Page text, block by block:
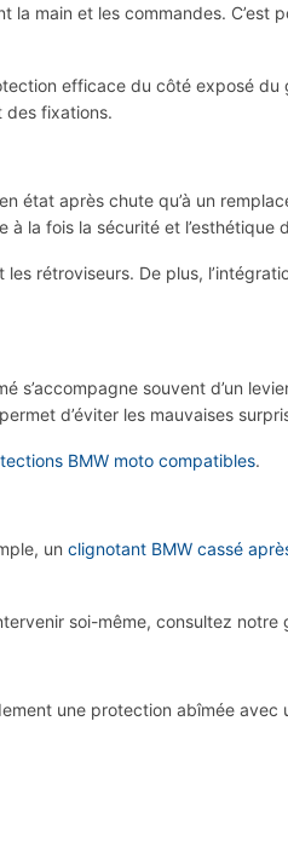
main et les commandes. C’est
efficace du côté exposé
des fixations.
état après chute qu’à un
la fois la sécurité et l’esthétique
rétroviseurs. De plus,
souvent d’un
d’éviter les mauvaises
BMW moto compatibles.
un clignotant BMW cassé
soi-même, consultez notre
une protection abîmée avec